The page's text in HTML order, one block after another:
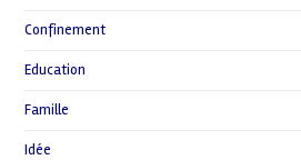
Confinement
Education
Famille
Idée